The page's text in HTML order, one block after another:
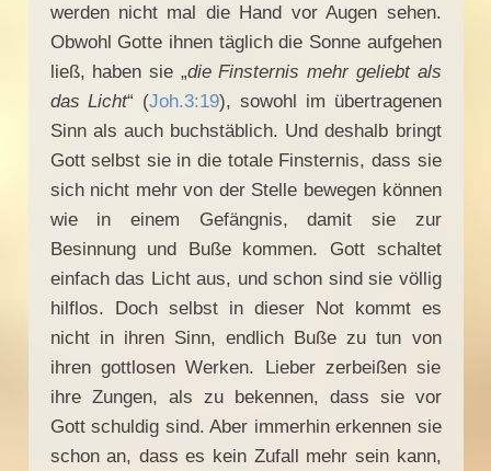
werden nicht mal die Hand vor Augen sehen.
Obwohl Gotte ihnen täglich die Sonne aufgehen
ließ, haben sie „die Finsternis mehr geliebt als
das Licht“ (Joh.3:19), sowohl im übertragenen
Sinn als auch buchstäblich. Und deshalb bringt
Gott selbst sie in die totale Finsternis, dass sie
sich nicht mehr von der Stelle bewegen können
wie in einem Gefängnis, damit sie zur
Besinnung und Buße kommen. Gott schaltet
einfach das Licht aus, und schon sind sie völlig
hilflos. Doch selbst in dieser Not kommt es
nicht in ihren Sinn, endlich Buße zu tun von
ihren gottlosen Werken. Lieber zerbeißen sie
ihre Zungen, als zu bekennen, dass sie vor
Gott schuldig sind. Aber immerhin erkennen sie
schon an, dass es kein Zufall mehr sein kann,